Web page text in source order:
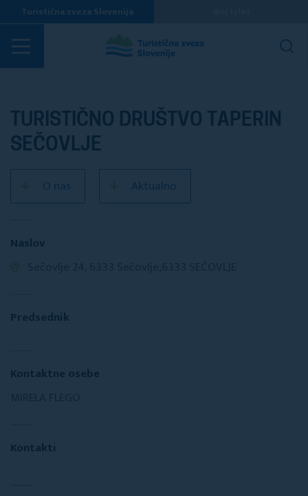
Turistična zveza Slovenija
Turistična društva
TURISTIČNO DRUŠTVO TAPERIN
SEČOVLJE
O nas Aktualno
Naslov
Predsednik
Kontaktne osebe
Kontakti